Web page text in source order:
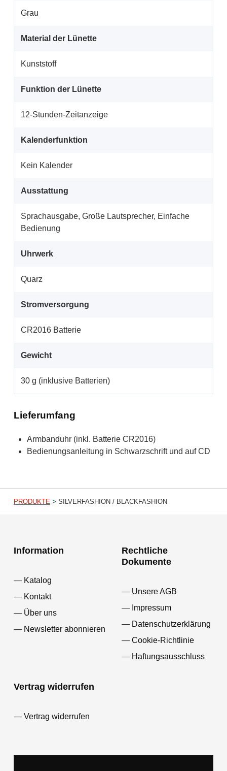
Grau
Material der Lünette
Kunststoff
Funktion der Lünette
12-Stunden-Zeitanzeige
Kalenderfunktion
Kein Kalender
Ausstattung
Sprachausgabe, Große Lautsprecher, Einfache
Bedienung
Uhrwerk
Quarz
Stromversorgung
CR2016 Batterie
Gewicht
30 g (inklusive Batterien)
Lieferumfang
Armbanduhr (inkl. Batterie CR2016)
Bedienungsanleitung in Schwarzschrift und auf CD
PRODUKTE> SILVERFASHION / BLACKFASHION
Information
Katalog
Kontakt
Über uns
Newsletter abonnieren
Rechtliche
Dokumente
Unsere AGB
Impressum
Datenschutzerklärung
Cookie-Richtlinie
Haftungsausschluss
Vertrag widerrufen
Vertrag widerrufen